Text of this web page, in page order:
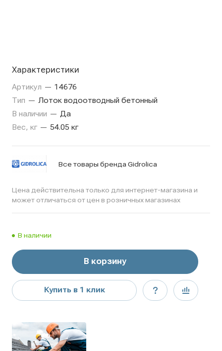
Характеристики
Артикул — 14676
Тип — Лоток водоотводный бетонный
В наличии — Да
Вес, кг — 54.05 кг
Все товары бренда Gidrolica
Цена действительна только для интернет-магазина и
может отличаться от цен в розничных магазинах
В наличии
В корзину
Купить в 1 клик